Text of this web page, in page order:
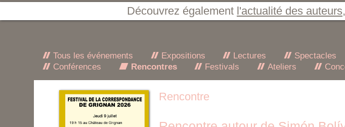
Découvrez également l'actualité des
Tous les événements Expositions Lectures Spectacles
Conférences
Rencontres Festivals Ateliers
Rencontre